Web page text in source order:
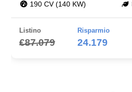
190 CV (140 KW)
Listino
€87.079
Risparmio
24.179